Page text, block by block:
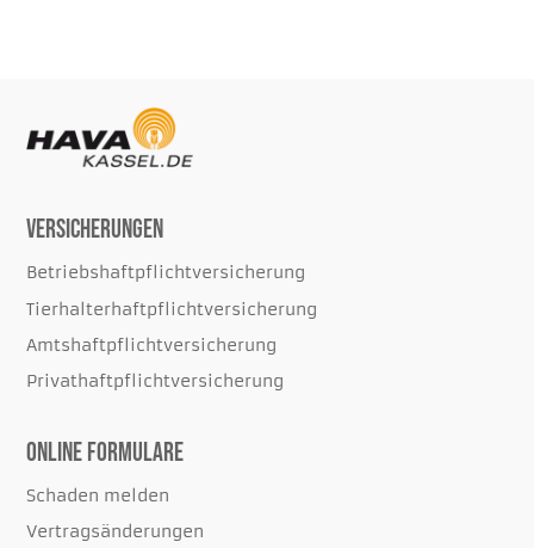
Versicherungen
Betriebshaftpflichtversicherung
Tierhalterhaftpflichtversicherung
Amtshaftpflichtversicherung
Privathaftpflichtversicherung
Online Formulare
Schaden melden
Vertragsänderungen